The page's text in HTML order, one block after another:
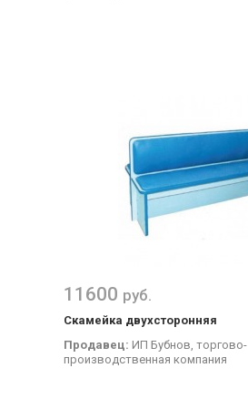
11600 руб.
Скамейка двухсторонняя
Продавец: ИП Бубнов, торгово-
производственная компания